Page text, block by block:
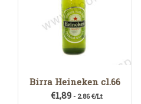
Birra Heineken cl.66
€1,89- 2.86 €/Lt